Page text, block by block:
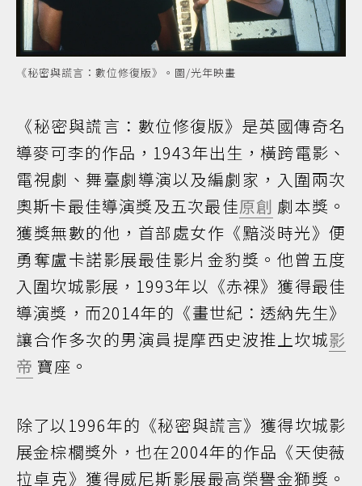
《秘密與謊言：數位修復版》。圖/光年映畫
《秘密與謊言：數位修復版》是英國傳奇名
導麥可李的作品，1943年出生，橫跨電影、
電視劇、舞臺劇導演以及編劇家，入圍兩次
奧斯卡最佳導演獎及五次最佳原創 劇本獎。
獲獎無數的他，首部處女作《黯淡時光》便
勇奪盧卡諾影展最佳影片金豹獎。他曾五度
入圍坎城影展，1993年以《赤裸》獲得最佳
導演獎，而2014年的《畫世紀：透納先生》
讓合作多次的男演員提摩西史波推上坎城影
帝 寶座。
除了以1996年的《秘密與謊言》獲得坎城影
展金棕櫚獎外，也在2004年的作品《天使薇
拉卓克》獲得威尼斯影展最高榮譽金獅獎。